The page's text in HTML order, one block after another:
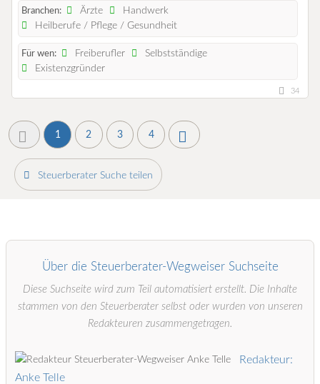
Branchen: Ärzte
Handwerk
Heilberufe / Pflege / Gesundheit
Für wen: Freiberufler
Selbstständige
Existenzgründer
34
1 2 3 4
Steuerberater Suche teilen
Über die Steuerberater-Wegweiser Suchseite
Diese Suchseite wird zum Teil automatisiert erstellt. Die Inhalte
stammen von den Steuerberater selbst oder wurden von unseren
Redakteuren zusammengetragen.
Redakteur:
Anke Telle